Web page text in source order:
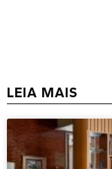
LEIA MAIS